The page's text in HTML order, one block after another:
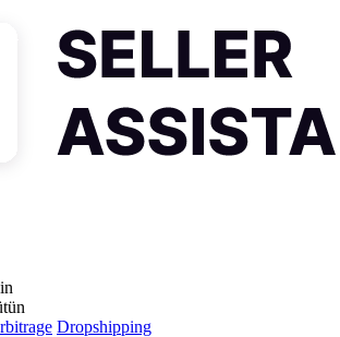
Dropshipping